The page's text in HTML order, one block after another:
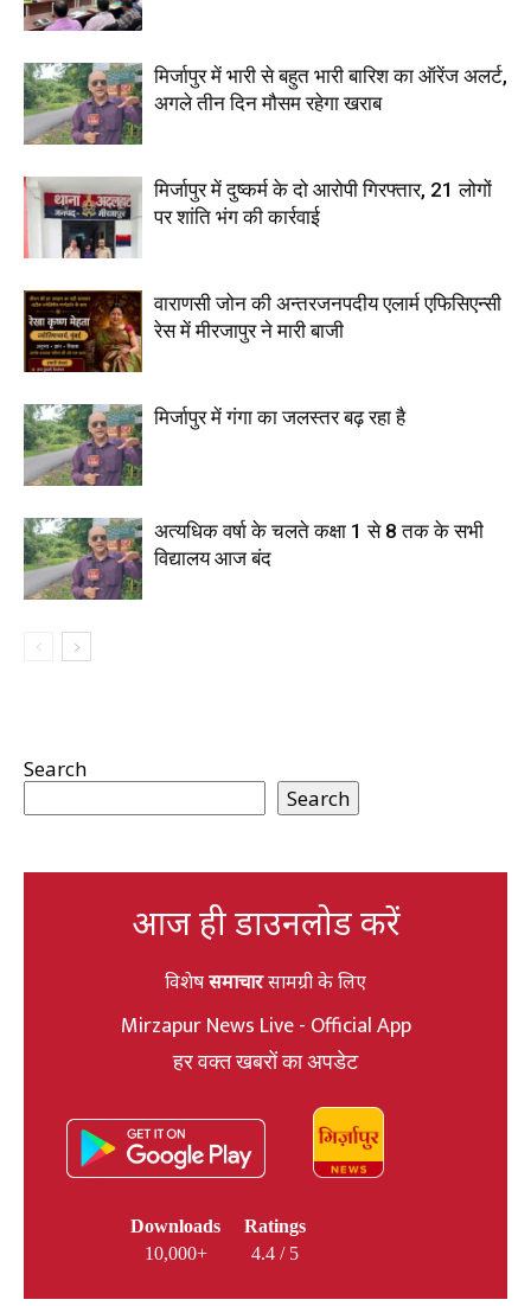
मिर्जापुर में भारी से बहुत भारी बारिश का ऑरेंज अलर्ट,
अगले तीन दिन मौसम रहेगा खराब
मिर्जापुर में दुष्कर्म के दो आरोपी गिरफ्तार, 21 लोगों
पर शांति भंग की कार्रवाई
वाराणसी जोन की अन्तरजनपदीय एलार्म एफिसिएन्सी
रेस में मीरजापुर ने मारी बाजी
मिर्जापुर में गंगा का जलस्तर बढ़ रहा है
अत्यधिक वर्षा के चलते कक्षा 1 से 8 तक के सभी
विद्यालय आज बंद
Search
Search
आज ही डाउनलोड करें
विशेषसमाचारसामग्री के लिए
Mirzapur News Live - Official App
हर वक्त खबरों का अपडेट
Downloads
10,000+
Ratings
4.4 / 5